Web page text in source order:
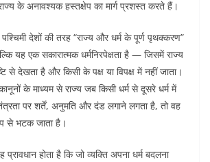
के अनावश्यक हस्तक्षेप का मार्ग प्रशस्त करते हैं।
पश्चिमी देशों की तरह “राज्य और धर्म के पूर्ण पृथक्करण”
यह एक सकारात्मक धर्मनिरपेक्षता है — जिसमें राज्य
से देखता है और किसी के पक्ष या विपक्ष में नहीं जाता।
कानूनों के माध्यम से राज्य जब किसी धर्म से दूसरे धर्म में
पर शर्तें, अनुमति और दंड लगाने लगता है, तो वह
से भटक जाता है।
प्रावधान होता है कि जो व्यक्ति अपना धर्म बदलना